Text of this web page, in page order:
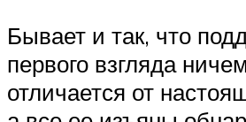
Бывает и так, что
первого взгляда
отличается от